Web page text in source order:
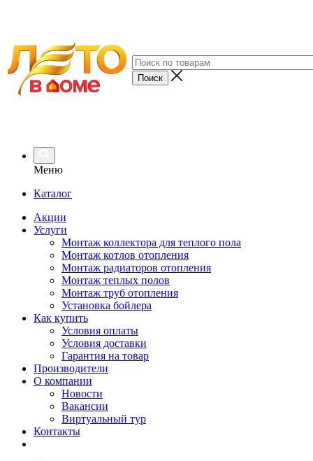
Меню
Каталог
Акции
Услуги
Монтаж коллектора для теплого пола
Монтаж котлов отопления
Монтаж радиаторов отопления
Монтаж теплых полов
Монтаж труб отопления
Установка бойлера
Как купить
Условия оплаты
Условия доставки
Гарантия на товар
Производители
О компании
Новости
Вакансии
Виртуальный тур
Контакты